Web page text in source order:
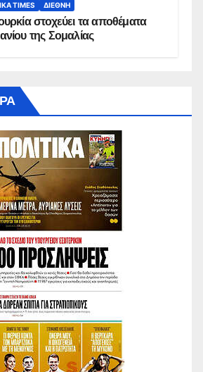
TIMES ΔΙΕΘΝΉ
στοχεύει τα αποθέματα
της Σομαλίας